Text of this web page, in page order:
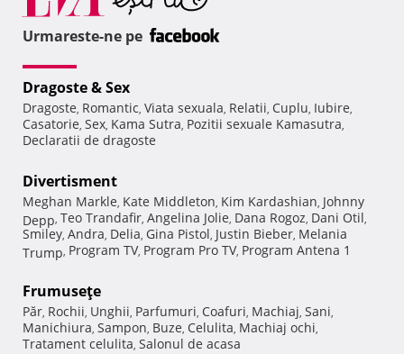
Urmareste-ne pe
Dragoste & Sex
Dragoste, Romantic, Viata sexuala, Relatii, Cuplu, Iubire,
Casatorie, Sex, Kama Sutra, Pozitii sexuale Kamasutra,
Declaratii de dragoste
Divertisment
Meghan Markle, Kate Middleton, Kim Kardashian, Johnny
Depp, Teo Trandafir, Angelina Jolie, Dana Rogoz, Dani Otil,
Smiley, Andra, Delia, Gina Pistol, Justin Bieber, Melania
Trump, Program TV, Program Pro TV, Program Antena 1
Frumuseţe
Păr, Rochii, Unghii, Parfumuri, Coafuri, Machiaj, Sani,
Manichiura, Sampon, Buze, Celulita, Machiaj ochi,
Tratament celulita, Salonul de acasa